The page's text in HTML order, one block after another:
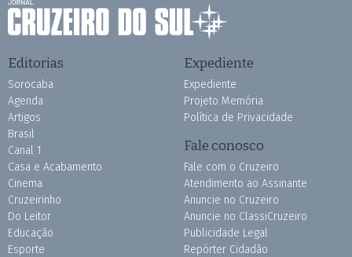
Editorias
Sorocaba
Agenda
Artigos
Brasil
Canal 1
Casa e Acabamento
Cinema
Cruzeirinho
Do Leitor
Educação
Esporte
Expediente
Expediente
Projeto Memória
Política de Privacidade
Fale conosco
Fale com o Cruzeiro
Atendimento ao Assinante
Anuncie no Cruzeiro
Anuncie no ClassiCruzeiro
Publicidade Legal
Repórter Cidadão